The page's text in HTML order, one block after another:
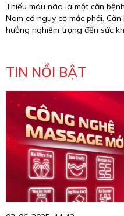
Thiếu máu não là một căn
Nam có nguy cơ mắc phải.
hưởng nghiêm trọng đến sức
bệnh thiếu máu não để có
sớm nhất.
TIN NỔI BẬT